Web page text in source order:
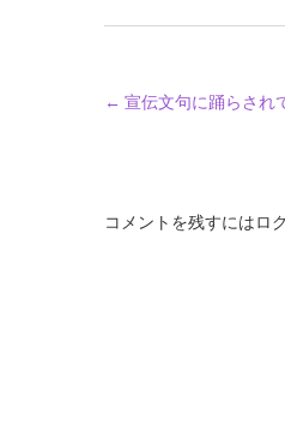
← 宣伝文句に踊らされ
コメントを残すにはロ